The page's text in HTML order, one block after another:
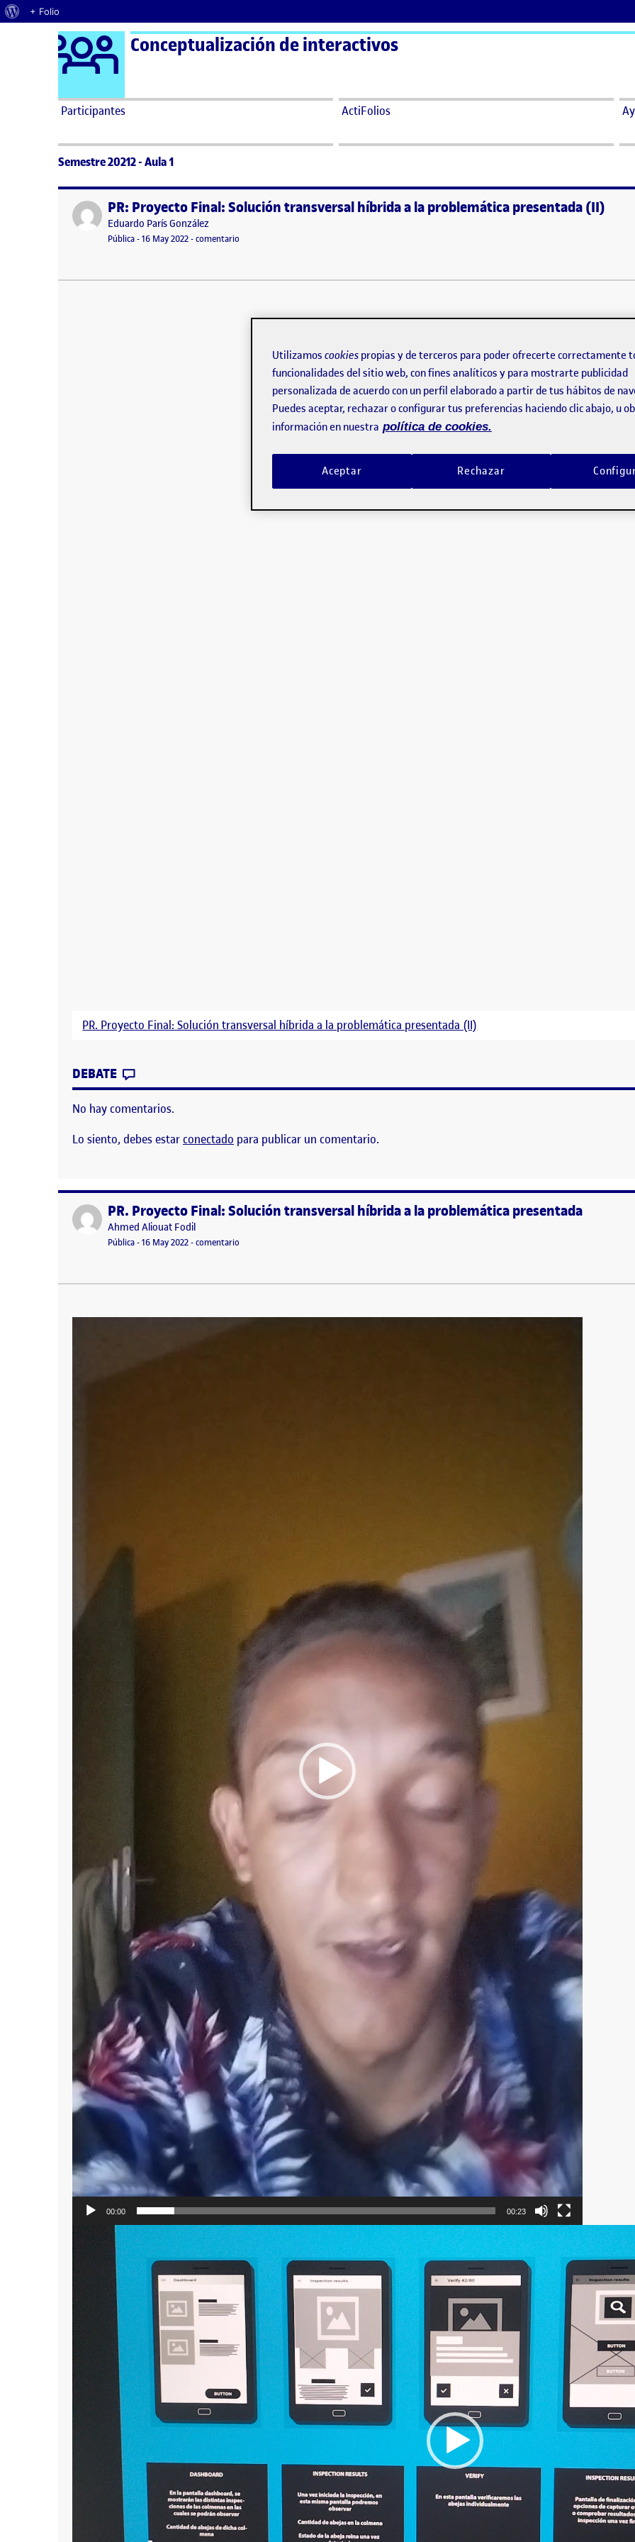
Acerca de WordPress
+ Folio
Saltar al contenido Logo Ágora
Conceptualización de interactivos
Participantes ActiFolios
Semestre 20212 - Aula 1
Publicado porPR: Proyecto Final: Solución transversal híbrida a la problemática presentada (II)
Publicado por
Eduardo París González
Visibilidad:
Pública-Fecha de publicación
16 May 202216 mayo, 2022 9:55 pm
-comentario
PR. Proyecto Final: Solución transversal híbrida a la problemática presentada (II) …
PR. Proyecto Final: Solución transversal híbrida a la problemática presentada (II)
DEBATE
No hay comentarios.
Lo siento, debes estarconectado para publicar un comentario.
Publicado porPR. Proyecto Final: Solución transversal híbrida a la problemática presentada
Publicado por
Ahmed Aliouat Fodil
Visibilidad:
Pública-Fecha de publicación
16 May 202216 mayo, 2022 9:42 pm
-comentario
PR. Proyecto Final: Solución transversal híbrida a la problemática presentada (II) …
00:00 00:23
Reproductor
vídeo
Utilizamos cookies propias y de terceros para poder ofrecerte correctamente
funcionalidades del sitio web, con fines analíticos y para mostrarte publicidad
personalizada de acuerdo con un perfil elaborado a partir de tus hábitos de
Puedes aceptar, rechazar o configurar tus preferencias haciendo clic abajo, u
información en nuestra política de cookies.
Rechazar
Aceptar